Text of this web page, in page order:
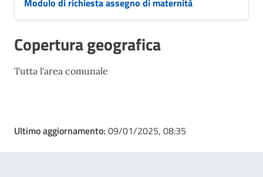
Modulo di richiesta assegno di maternità
Copertura geografica
Tutta l'area comunale
Ultimo aggiornamento: 09/01/2025, 08:35